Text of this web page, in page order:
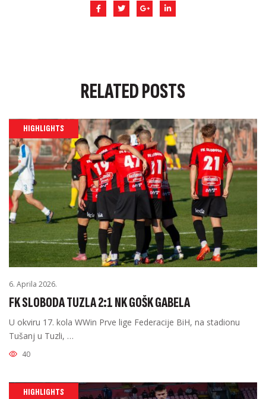
RELATEDPOSTS
HIGHLIGHTS
6. Aprila 2026.
FK SLOBODA TUZLA 2:1 NK GOŠK GABELA
U okviru 17. kola WWin Prve lige Federacije BiH, na stadionu
Tušanj u Tuzli, …
40
HIGHLIGHTS